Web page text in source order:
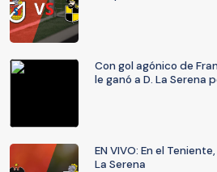
Con gol agónico de
le ganó a D. La Serena
EN VIVO: En el
La Serena